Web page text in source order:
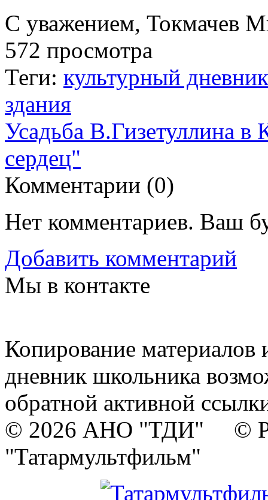
С уважением, Токмачев
572 просмотра
Теги: культурный
здания
Усадьба В.Гизетуллина в
сердец"
Комментарии (0)
Нет комментариев. Ваш
Добавить комментарий
Мы в контакте
Копирование материалов
дневник школьника
обратной активной
© 2026 АНО "ТДИ" ©
"Татармультфильм"